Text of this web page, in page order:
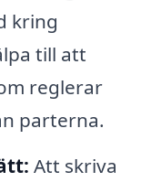
kring
till att
reglerar
parterna.
Att skriva